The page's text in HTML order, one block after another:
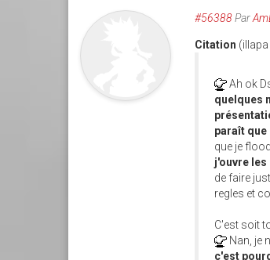
#56388ParAmL
Citation
Ah ok
quelques
paraît
que je
j'ouvre
de faire
regles et
C'est soit
Nan, je
c'est